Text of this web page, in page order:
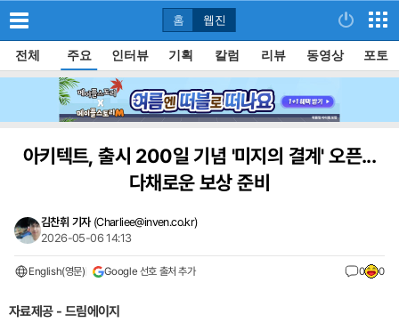
홈 웹진
전체 주요 인터뷰 기획 칼럼 리뷰 동영상 포토
아키텍트, 출시 200일 기념 '미지의 결계' 오픈...
다채로운 보상 준비
김찬휘 기자 (Charliee@inven.co.kr)
2026-05-06 14:13
English(영문) Google 선호 출처 추가 0 0
자료제공 - 드림에이지